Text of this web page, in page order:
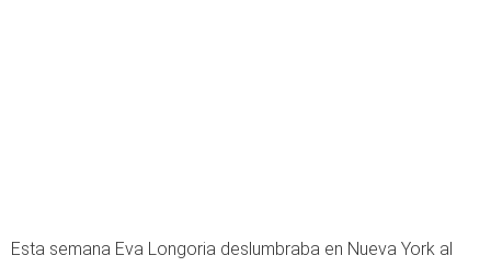
Esta semana Eva Longoria deslumbraba en Nueva York al